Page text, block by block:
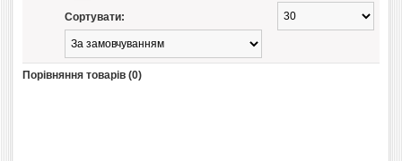
Сортувати:
Порівняння товарів (0)